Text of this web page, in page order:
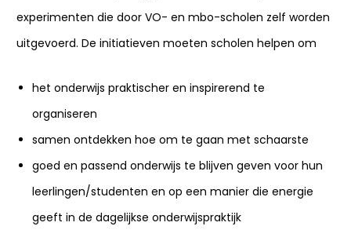
experimenten die door VO- en mbo-scholen zelf worden
uitgevoerd. De initiatieven moeten scholen helpen om
het onderwijs praktischer en inspirerend te
organiseren
samen ontdekken hoe om te gaan met schaarste
goed en passend onderwijs te blijven geven voor hun
leerlingen/studenten en op een manier die energie
geeft in de dagelijkse onderwijspraktijk